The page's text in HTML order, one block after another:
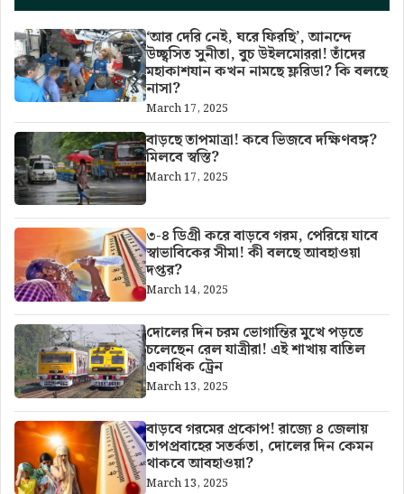
‘আর দেরি নেই, ঘরে ফিরছি’, আনন্দে
উচ্ছ্বসিত সুনীতা, বুচ উইলমোররা! তাঁদের
মহাকাশযান কখন নামছে ফ্লরিডা? কি বলছে
নাসা?
March 17, 2025
বাড়ছে তাপমাত্রা! কবে ভিজবে দক্ষিণবঙ্গ?
মিলবে স্বস্তি?
March 17, 2025
৩-৪ ডিগ্রী করে বাড়বে গরম, পেরিয়ে যাবে
স্বাভাবিকের সীমা! কী বলছে আবহাওয়া
দপ্তর?
March 14, 2025
দোলের দিন চরম ভোগান্তির মুখে পড়তে
চলেছেন রেল যাত্রীরা! এই শাখায় বাতিল
একাধিক ট্রেন
March 13, 2025
বাড়বে গরমের প্রকোপ! রাজ্যে ৪ জেলায়
তাপপ্রবাহের সতর্কতা, দোলের দিন কেমন
থাকবে আবহাওয়া?
March 13, 2025